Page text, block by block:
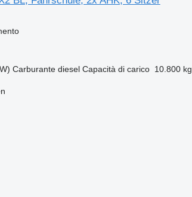
Carburante diesel Capacità di carico 10.800 kg